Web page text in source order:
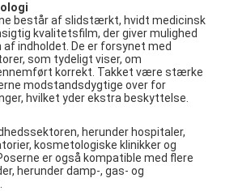
består af slidstærkt, hvidt medicinsk
kvalitetsfilm, der giver mulighed
indholdet. De er forsynet med
som tydeligt viser, om
korrekt. Takket være stærke
modstandsdygtige over for
hvilket yder ekstra beskyttelse.
herunder hospitaler,
kosmetologiske klinikker og
er også kompatible med flere
herunder damp-, gas- og